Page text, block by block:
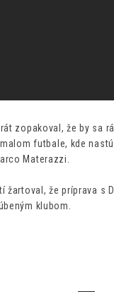
zopakoval, že by sa
futbale, kde
Materazzi.
žartoval, že príprava s
klubom.